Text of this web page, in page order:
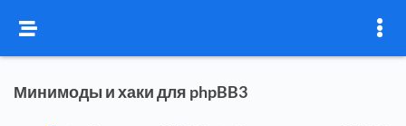
Минимоды и хаки для phpBB3